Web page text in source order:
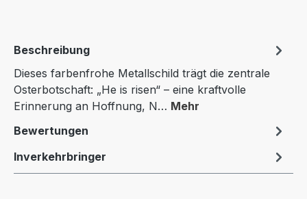
Beschreibung
Dieses farbenfrohe Metallschild trägt die zentrale
Osterbotschaft: „He is risen“ – eine kraftvolle
Erinnerung an Hoffnung, N… Mehr
Bewertungen
Inverkehrbringer